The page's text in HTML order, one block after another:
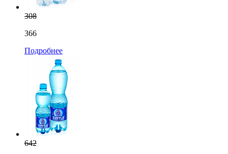
308
366
Подробнее
642